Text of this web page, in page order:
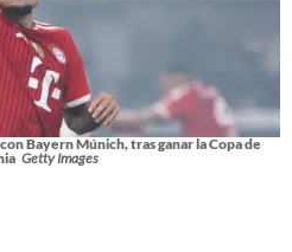
Bayern Múnich, tras ganar la Copa de
Getty Images